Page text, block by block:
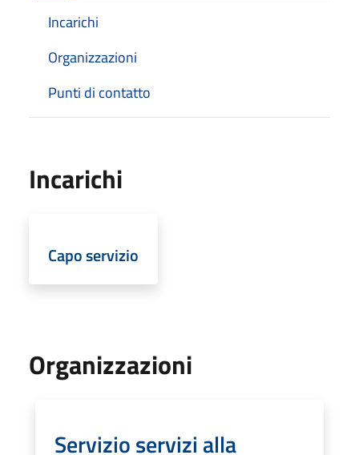
Incarichi
Organizzazioni
Punti di contatto
Incarichi
Capo servizio
Organizzazioni
Servizio servizi alla